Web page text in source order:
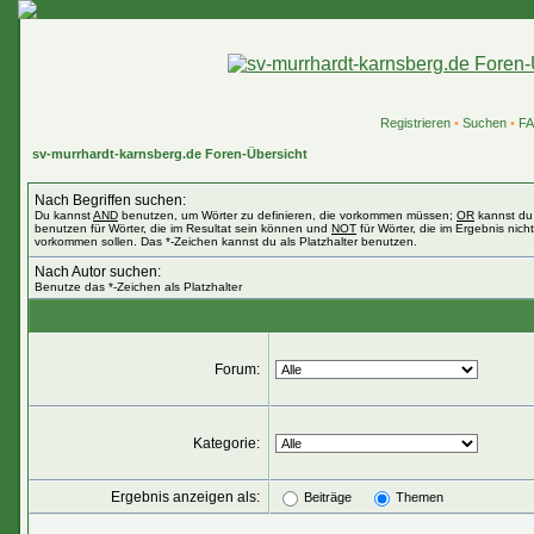
Registrieren• Suchen•
sv-murrhardt-karnsberg.de Foren-Übersicht
Nach Begriffen suchen:
Du kannstAND benutzen, um Wörter zu definieren, die vorkommen müssen; OR kannst du
benutzen für Wörter, die im Resultat sein können und NOT für Wörter, die im Ergebnis nicht
vorkommen sollen. Das *-Zeichen kannst du als Platzhalter benutzen.
Nach Autor suchen:
Benutze das *-Zeichen als Platzhalter
Forum:
Kategorie:
Ergebnis anzeigen als: Beiträge Themen